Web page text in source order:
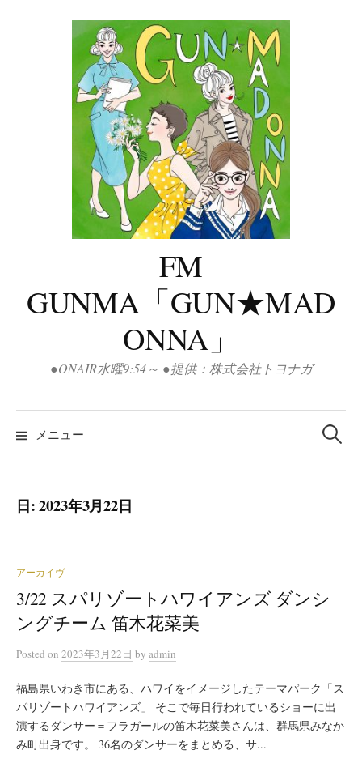
FM
GUNMA「GUN★MAD
ONNA」
●ONAIR水曜9:54～ ●提供：株式会社トヨナガ
メニュー
検
索:
日:2023年3月22日
アーカイヴ
3/22 スパリゾートハワイアンズ ダンシ
ングチーム 笛木花菜美
Posted on 2023年3月22日 by admin
福島県いわき市にある、ハワイをイメージしたテーマパーク「ス
パリゾートハワイアンズ」 そこで毎日行われているショーに出
演するダンサー＝フラガールの笛木花菜美さんは、群馬県みなか
み町出身です。 36名のダンサーをまとめる、サ...